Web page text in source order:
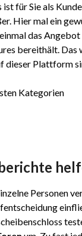
für Sie als
Hier mal ein
das
bereithält.
dieser Plattform
Kategorien
Personen